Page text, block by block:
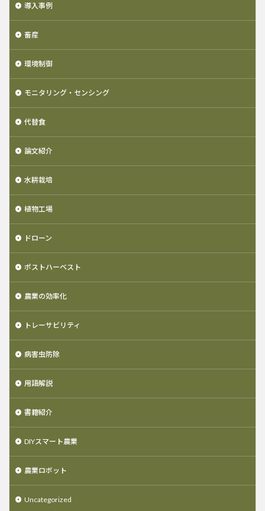
導入事例
畜産
環境制御
モニタリング・センシング
代替食
論文紹介
水耕栽培
植物工場
ドローン
ポストハーベスト
農業の効率化
トレーサビリティ
病害虫防除
用語解説
書籍紹介
DIYスマート農業
農業ロボット
Uncategorized